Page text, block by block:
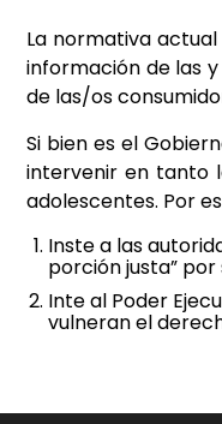
La normativa
información de las
de las/os
Si bien es el
intervenir en tanto
adolescentes. Por
Inste a las
porción justa”
Inte al Poder
vulneran el